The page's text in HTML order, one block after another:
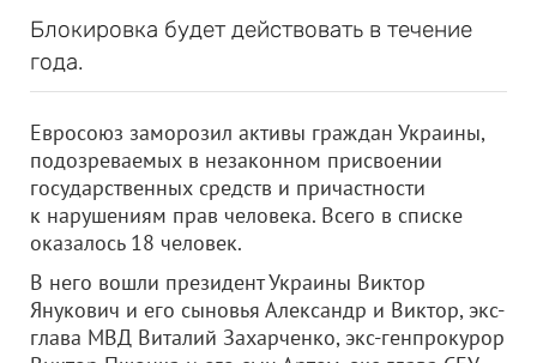
Блокировка будет действовать в течение
года.
Евросоюз заморозил активы граждан Украины,
подозреваемых в незаконном присвоении
государственных средств и причастности
к нарушениям прав человека. Всего в списке
оказалось 18 человек.
В него вошли президент Украины Виктор
Янукович и его сыновья Александр и Виктор, экс-
глава МВД Виталий Захарченко, экс-генпрокурор